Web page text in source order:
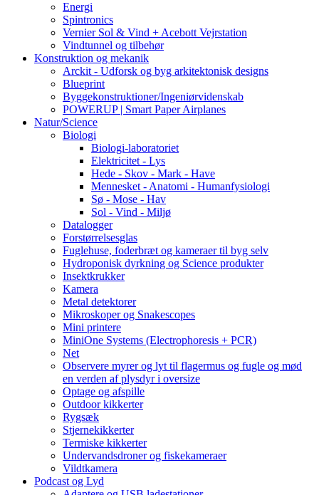
Energi
Spintronics
Vernier Sol & Vind + Acebott Vejrstation
Vindtunnel og tilbehør
Konstruktion og mekanik
Arckit - Udforsk og byg arkitektonisk designs
Blueprint
Byggekonstruktioner/Ingeniørvidenskab
POWERUP | Smart Paper Airplanes
Natur/Science
Biologi
Biologi-laboratoriet
Elektricitet - Lys
Hede - Skov - Mark - Have
Mennesket - Anatomi - Humanfysiologi
Sø - Mose - Hav
Sol - Vind - Miljø
Datalogger
Forstørrelsesglas
Fuglehuse, foderbræt og kameraer til byg selv
Hydroponisk dyrkning og Science produkter
Insektkrukker
Kamera
Metal detektorer
Mikroskoper og Snakescopes
Mini printere
MiniOne Systems (Electrophoresis + PCR)
Net
Observere myrer og lyt til flagermus og fugle og mød
en verden af plysdyr i oversize
Optage og afspille
Outdoor kikkerter
Rygsæk
Stjernekikkerter
Termiske kikkerter
Undervandsdroner og fiskekameraer
Vildtkamera
Podcast og Lyd